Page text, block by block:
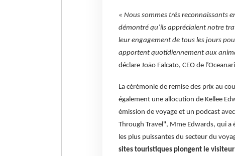
« Nous sommes très reconnaissants
démontré qu’ils appréciaient notre
leur engagement de tous les jours
apportent quotidiennement aux
déclare João Falcato, CEO de
La cérémonie de remise des prix au
également une allocution de Kellee
émission de voyage et un podcast
Through Travel", Mme Edwards, qui a
les plus puissantes du secteur du
sites touristiques plongent le